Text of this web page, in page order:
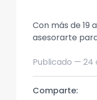
Con más de 19
asesorarte
Publicado — 24
Comparte: